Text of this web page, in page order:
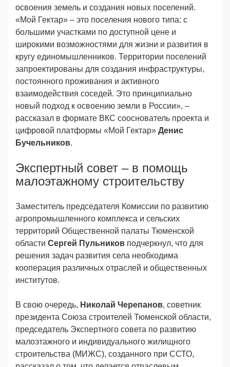
освоения земель и создания новых поселений.
«Мой Гектар» – это поселения нового типа: с
большими участками по доступной цене и
широкими возможностями для жизни и развития в
кругу единомышленников. Территории поселений
запроектированы для создания инфраструктуры,
постоянного проживания и активного
взаимодействия соседей. Это принципиально
новый подход к освоению земли в России», –
рассказал в формате ВКС сооснователь проекта и
цифровой платформы «Мой Гектар» Денис
Бучельников.
Экспертный совет – в помощь
малоэтажному строительству
Заместитель председателя Комиссии по развитию
агропромышленного комплекса и сельских
территорий Общественной палаты Тюменской
области Сергей Пульников подчеркнул, что для
решения задач развития села необходима
кооперация различных отраслей и общественных
институтов.
В свою очередь, Николай Черепанов, советник
президента Союза строителей Тюменской области,
председатель Экспертного совета по развитию
малоэтажного и индивидуального жилищного
строительства (МИЖС), созданного при ССТО,